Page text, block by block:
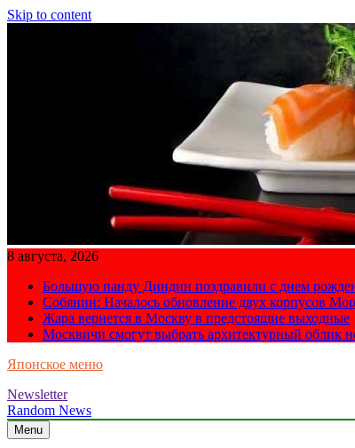
Skip to content
8 августа, 2026
Большую панду Диндин поздравили с днем
Собянин: Началось обновление двух корпусов
Жара вернется в Москву в предстоящие выходные
Москвичи смогут выбрать архитектурный облик
Японское меню
Newsletter
Random News
Menu